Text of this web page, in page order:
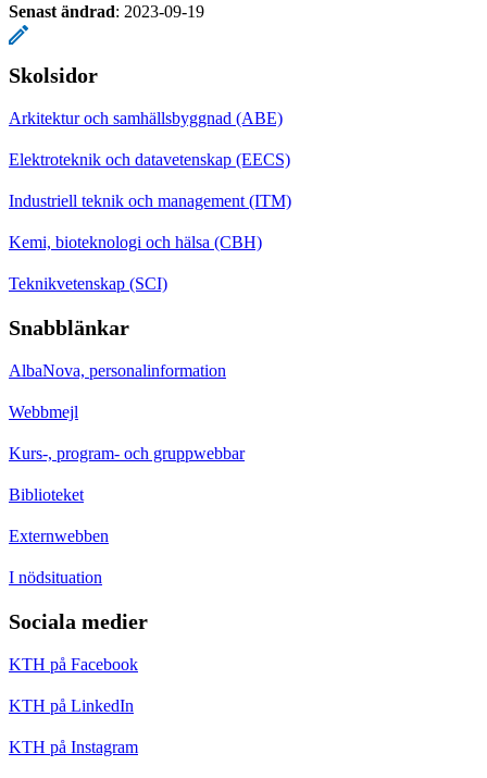
Senast ändrad: 2023-09-19
Skolsidor
Arkitektur och samhällsbyggnad (ABE)
Elektroteknik och datavetenskap (EECS)
Industriell teknik och management (ITM)
Kemi, bioteknologi och hälsa (CBH)
Teknikvetenskap (SCI)
Snabblänkar
AlbaNova, personalinformation
Webbmejl
Kurs-, program- och gruppwebbar
Biblioteket
Externwebben
I nödsituation
Sociala medier
KTH på Facebook
KTH på LinkedIn
KTH på Instagram